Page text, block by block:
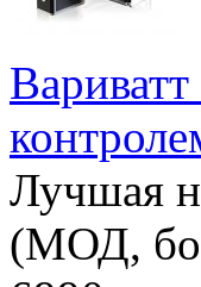
Лучшая
(МОД,